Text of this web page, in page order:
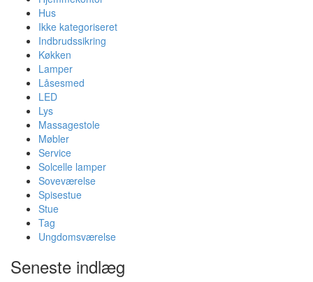
Hus
Ikke kategoriseret
Indbrudssikring
Køkken
Lamper
Låsesmed
LED
Lys
Massagestole
Møbler
Service
Solcelle lamper
Soveværelse
Spisestue
Stue
Tag
Ungdomsværelse
Seneste indlæg